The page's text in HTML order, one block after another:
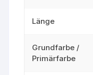
Länge
Grundfarbe /
Primärfarbe